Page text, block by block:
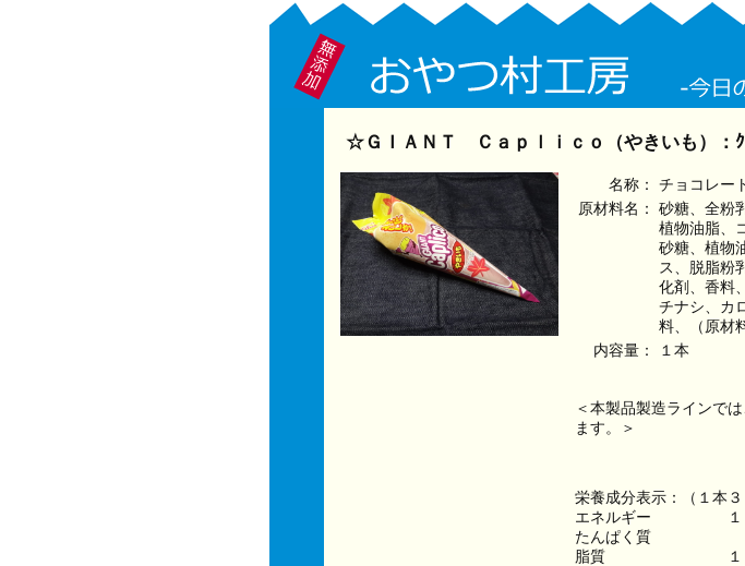
☆ＧＩＡＮＴ Ｃａｐｌｉｃｏ（やきいも）：
名称：
チョコレー
原材料名：
砂糖、全粉
植物油脂、
砂糖、植物
ス、脱脂粉
化剤、香料
チナシ、カ
料、（原材
内容量：
１本
＜本製品製造ラインで
ます。＞
栄養成分表示：（１本３
エネルギー　　　　　
たんぱく質　　　　　　
脂質　　　　　　　　１